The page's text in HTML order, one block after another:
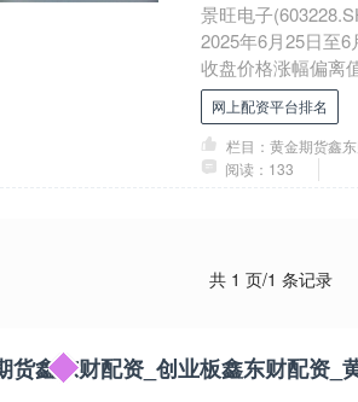
景旺电子
2025年6月25日至
收盘价格涨幅偏离
股票交易异常波动
网上配资平台排名
栏目：黄金期货鑫
阅读：133
共 1 页/1 条记录
货鑫东财配资_创业板鑫东财配资_